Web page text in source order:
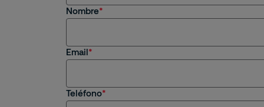
Soy cliente actual
Nombre
Email
Teléfono